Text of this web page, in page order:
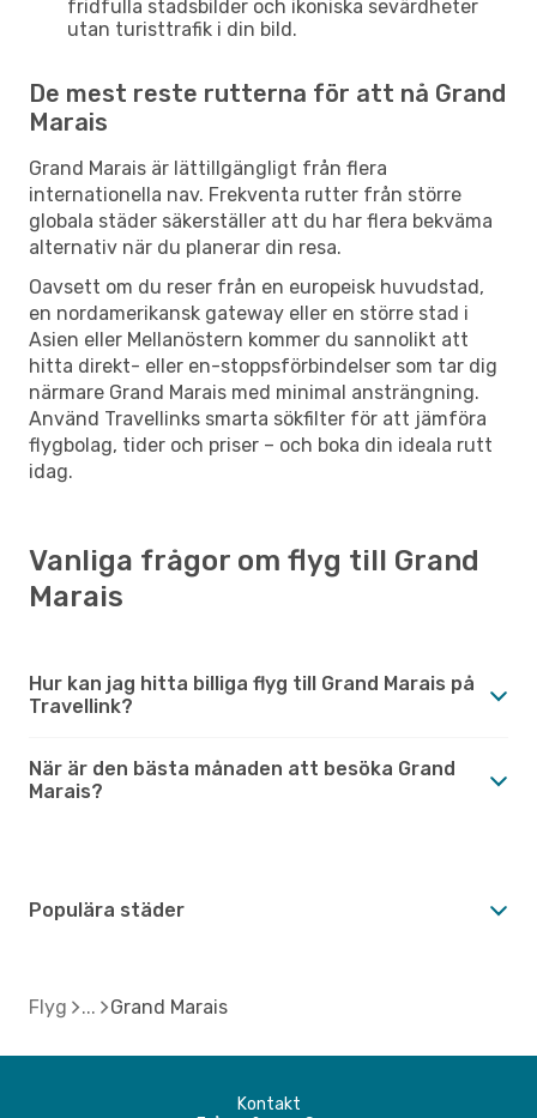
fridfulla stadsbilder och ikoniska sevärdheter
utan turisttrafik i din bild.
De mest reste rutterna för att nå Grand
Marais
Grand Marais är lättillgängligt från flera
internationella nav. Frekventa rutter från större
globala städer säkerställer att du har flera bekväma
alternativ när du planerar din resa.
Oavsett om du reser från en europeisk huvudstad,
en nordamerikansk gateway eller en större stad i
Asien eller Mellanöstern kommer du sannolikt att
hitta direkt- eller en-stoppsförbindelser som tar dig
närmare Grand Marais med minimal ansträngning.
Använd Travellinks smarta sökfilter för att jämföra
flygbolag, tider och priser – och boka din ideala rutt
idag.
Vanliga frågor om flyg till Grand
Marais
Hur kan jag hitta billiga flyg till Grand Marais på
Travellink?
När är den bästa månaden att besöka Grand
Marais?
Populära städer
Flyg Grand Marais
Kontakt